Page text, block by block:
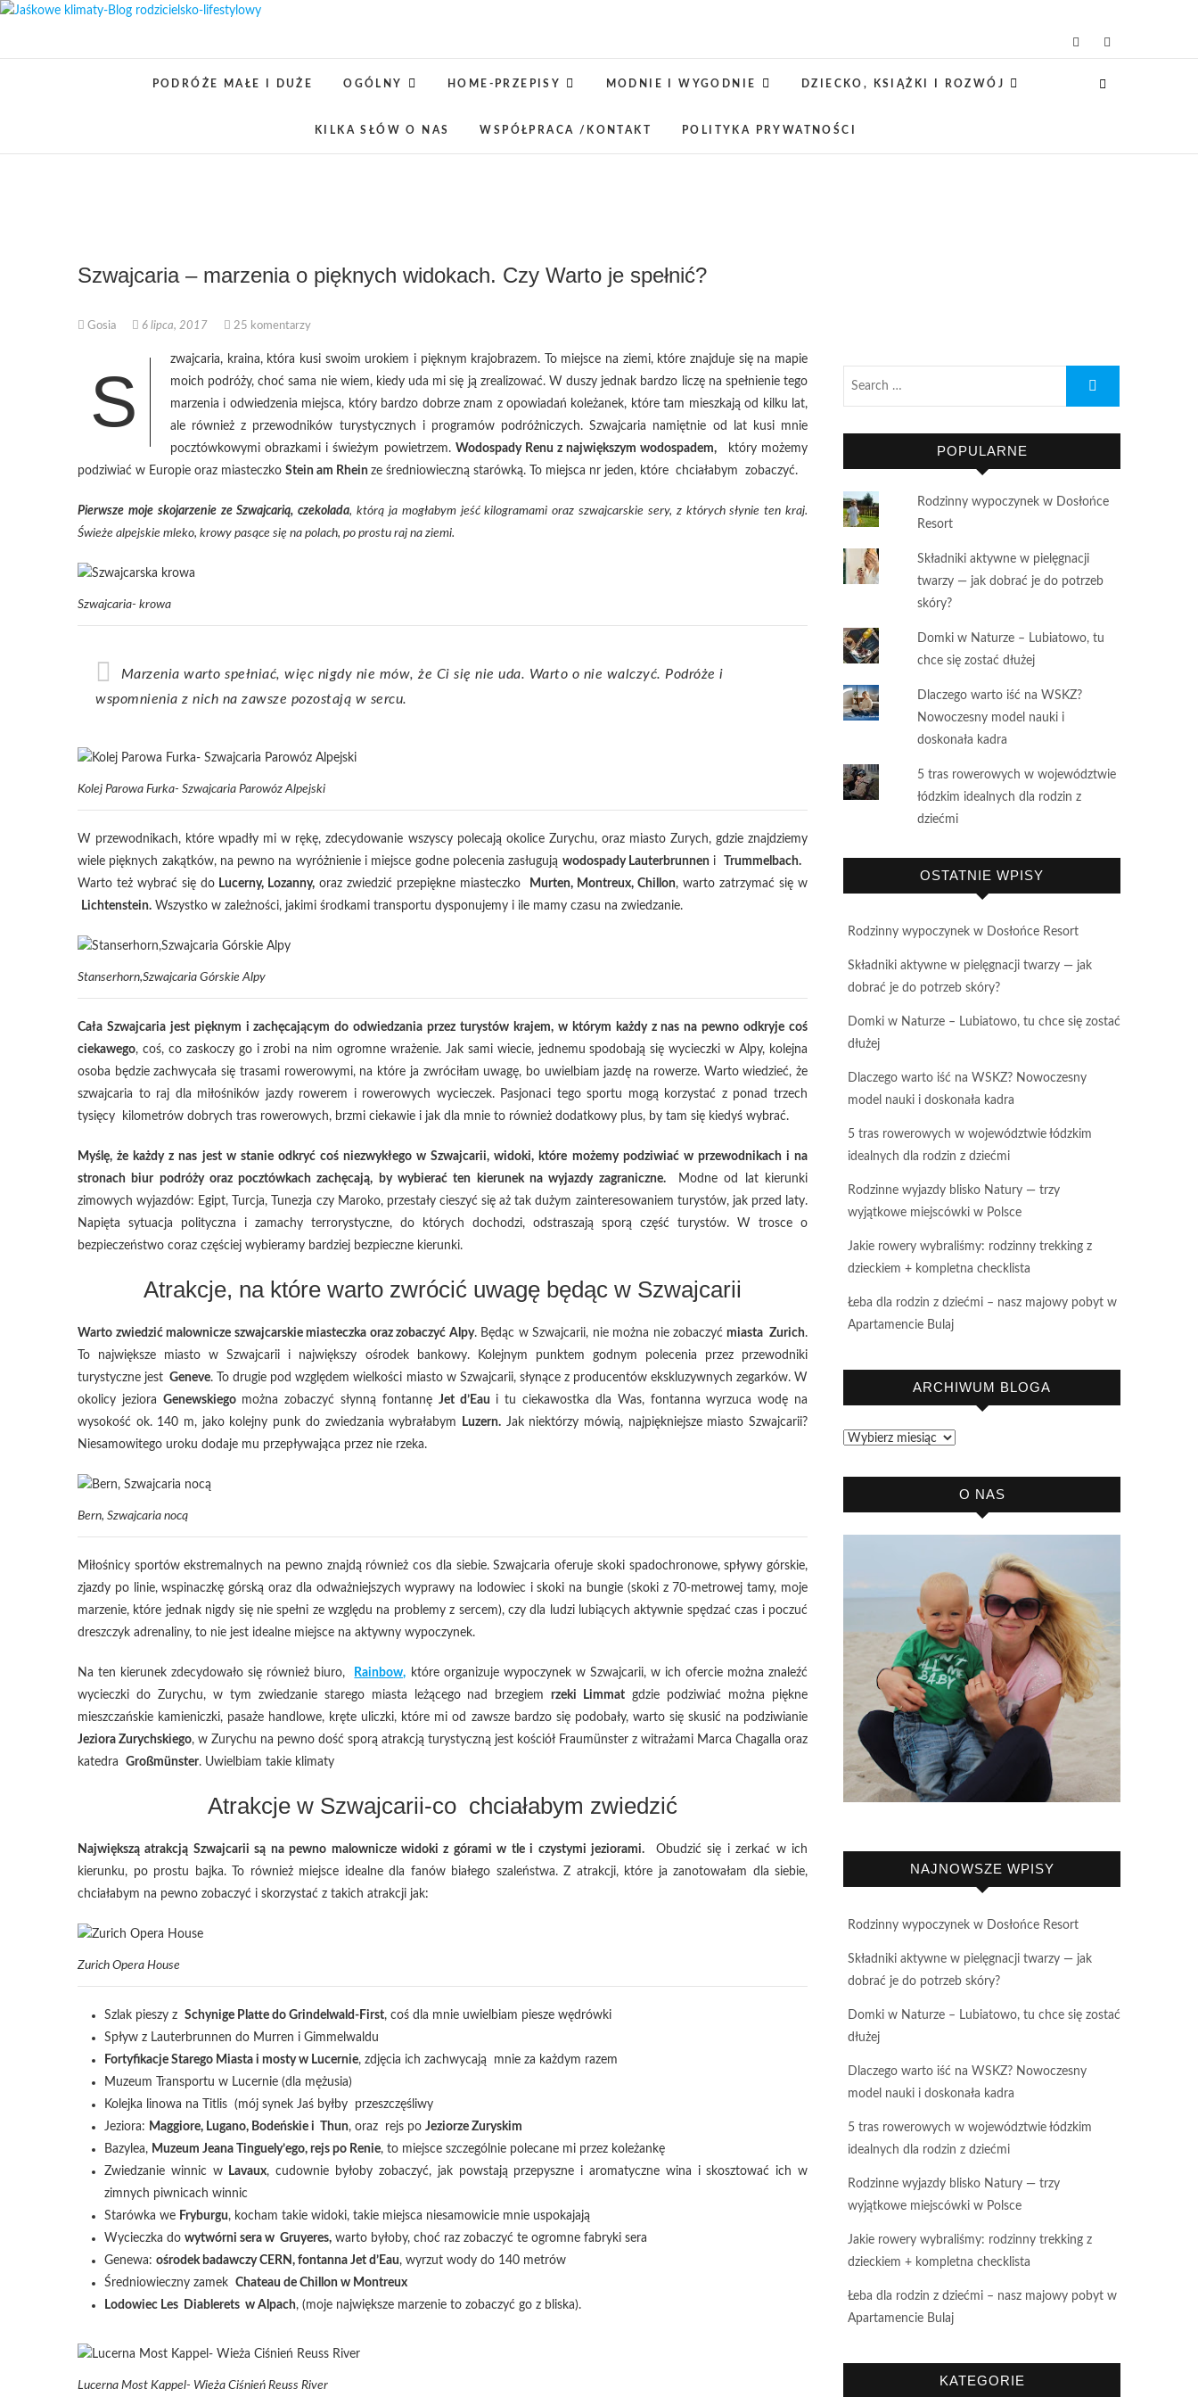
Skip
Jaśkowe klimaty-Blog rodzicielsko-lifestylowy
OPISUJEMY ŻYCIE. ZABAWA POŁĄCZONA Z NAUKĄ, CIEKAWE PROJEKTY DIY Z DZIECKIEM,
PODRÓŻE MAŁE I DUŻE OGÓLNY HOME-PRZEPISY MODNIE I WYGODNIE DZIECKO, KSIĄŻKI I ROZWÓJ
KILKA SŁÓW O NAS WSPÓŁPRACA /KONTAKT POLITYKA PRYWATNOŚCI
Szwajcaria – marzenia o pięknych widokach. Czy Warto je spełnić?
Gosia 6 lipca, 2017 25 komentarzy
S
zwajcaria, kraina, która kusi swoim urokiem i pięknym krajobrazem. To miejsce na ziemi, które znajduje się na mapie
moich podróży, choć sama nie wiem, kiedy uda mi się ją zrealizować. W duszy jednak bardzo liczę na spełnienie tego
marzenia i odwiedzenia miejsca, który bardzo dobrze znam z opowiadań koleżanek, które tam mieszkają od kilku lat,
ale również z przewodników turystycznych i programów podróżniczych. Szwajcaria namiętnie od lat kusi mnie
pocztówkowymi obrazkami i świeżym powietrzem. Wodospady Renu z największym wodospadem,
który możemy
podziwiać w Europie oraz miasteczko Stein am Rhein ze średniowieczną starówką. To miejsca nr jeden, które chciałabym zobaczyć.
Pierwsze moje skojarzenie ze Szwajcarią, czekolada, którą ja mogłabym jeść kilogramami oraz szwajcarskie sery, z których słynie ten kraj.
Świeże alpejskie mleko, krowy pasące się na polach, po prostu raj na ziemi.
Szwajcaria- krowa
Marzenia warto spełniać, więc nigdy nie mów, że Ci się nie uda. Warto o nie walczyć. Podróże i
wspomnienia z nich na zawsze pozostają w sercu.
Kolej Parowa Furka- Szwajcaria Parowóz Alpejski
W przewodnikach, które wpadły mi w rękę, zdecydowanie wszyscy polecają okolice Zurychu, oraz miasto Zurych, gdzie znajdziemy
wiele pięknych zakątków, na pewno na wyróżnienie i miejsce godne polecenia zasługują wodospady Lauterbrunnen i
Trummelbach.
Warto też wybrać się do Lucerny, Lozanny, oraz zwiedzić przepiękne miasteczko Murten, Montreux, Chillon, warto zatrzymać się w
Lichtenstein. Wszystko w zależności, jakimi środkami transportu dysponujemy i ile mamy czasu na zwiedzanie.
Stanserhorn,Szwajcaria Górskie Alpy
Cała Szwajcaria jest pięknym i zachęcającym do odwiedzania przez turystów krajem, w którym każdy z nas na pewno odkryje coś
ciekawego, coś, co zaskoczy go i zrobi na nim ogromne wrażenie. Jak sami wiecie, jednemu spodobają się wycieczki w Alpy, kolejna
osoba będzie zachwycała się trasami rowerowymi, na które ja zwróciłam uwagę, bo uwielbiam jazdę na rowerze. Warto wiedzieć, że
szwajcaria to raj dla miłośników jazdy rowerem i rowerowych wycieczek. Pasjonaci tego sportu mogą korzystać z ponad trzech
tysięcy kilometrów dobrych tras rowerowych, brzmi ciekawie i jak dla mnie to również dodatkowy plus, by tam się kiedyś wybrać.
Myślę, że każdy z nas jest w stanie odkryć coś niezwykłego w Szwajcarii, widoki, które możemy podziwiać w przewodnikach i na
stronach biur podróży oraz pocztówkach zachęcają, by wybierać ten kierunek na wyjazdy zagraniczne.Modne od lat kierunki
zimowych wyjazdów: Egipt, Turcja, Tunezja czy Maroko, przestały cieszyć się aż tak dużym zainteresowaniem turystów, jak przed laty.
Napięta sytuacja polityczna i zamachy terrorystyczne, do których dochodzi, odstraszają sporą część turystów. W trosce o
bezpieczeństwo coraz częściej wybieramy bardziej bezpieczne kierunki.
Atrakcje, na które warto zwrócić uwagę będąc w Szwajcarii
Warto zwiedzić malownicze szwajcarskie miasteczka oraz zobaczyć Alpy. Będąc w Szwajcarii, nie można nie zobaczyć miasta Zurich.
To największe miasto w Szwajcarii i największy ośrodek bankowy. Kolejnym punktem godnym polecenia przez przewodniki
turystyczne jest Geneve. To drugie pod względem wielkości miasto w Szwajcarii, słynące z producentów ekskluzywnych zegarków. W
okolicy jeziora Genewskiegomożna zobaczyć słynną fontannę Jet d’Eau i tu ciekawostka dla Was, fontanna wyrzuca wodę na
wysokość ok. 140 m, jako kolejny punk do zwiedzania wybrałabym
Luzern.Jak niektórzy mówią, najpiękniejsze miasto Szwajcarii?
Niesamowitego uroku dodaje mu przepływająca przez nie rzeka.
Bern, Szwajcaria nocą
Miłośnicy sportów ekstremalnych na pewno znajdą również cos dla siebie. Szwajcaria oferuje skoki spadochronowe, spływy górskie,
zjazdy po linie, wspinaczkę górską oraz dla odważniejszych wyprawy na lodowiec i skoki na bungie (skoki z 70-metrowej tamy, moje
marzenie, które jednak nigdy się nie spełni ze względu na problemy z sercem), czy dla ludzi lubiących aktywnie spędzać czas i poczuć
dreszczyk adrenaliny, to nie jest idealne miejsce na aktywny wypoczynek.
Na ten kierunek zdecydowało się również biuro, Rainbow, które organizuje wypoczynek w Szwajcarii, w ich ofercie można znaleźć
wycieczki do Zurychu, w tym zwiedzanie starego miasta leżącego nad brzegiemrzeki Limmat gdzie podziwiać można piękne
mieszczańskie kamieniczki, pasaże handlowe, kręte uliczki, które mi od zawsze bardzo się podobały, warto się skusić na podziwianie
Jeziora Zurychskiego, w Zurychu na pewno dość sporą atrakcją turystyczną jest kościół Fraumünster z witrażami Marca Chagalla oraz
katedra Großmünster. Uwielbiam takie klimaty
Atrakcje w Szwajcarii-co chciałabym zwiedzić
Największą atrakcją Szwajcarii są na pewno malownicze widoki z górami w tle i czystymi jeziorami. Obudzić się i zerkać w ich
kierunku, po prostu bajka. To również miejsce idealne dla fanów białego szaleństwa. Z atrakcji, które ja zanotowałam dla siebie,
chciałabym na pewno zobaczyć i skorzystać z takich atrakcji jak:
Zurich Opera House
Szlak pieszy z Schynige Platte do Grindelwald-First, coś dla mnie uwielbiam piesze wędrówki
Spływ z Lauterbrunnen do Murren i Gimmelwaldu
Fortyfikacje Starego Miasta i mosty w Lucernie, zdjęcia ich zachwycają mnie za każdym razem
Muzeum Transportu w Lucernie (dla mężusia)
Kolejka linowa na Titlis (mój synek Jaś byłby przeszczęśliwy
Jeziora: Maggiore, Lugano, Bodeńskie i Thun, oraz rejs po Jeziorze Zuryskim
Bazylea, Muzeum Jeana Tinguely’ego, rejs po Renie, to miejsce szczególnie polecane mi przez koleżankę
Zwiedzanie winnic w
Lavaux, cudownie byłoby zobaczyć, jak powstają przepyszne i aromatyczne wina i skosztować ich w
zimnych piwnicach winnic
Starówka we Fryburgu, kocham takie widoki, takie miejsca niesamowicie mnie uspokajają
Wycieczka do wytwórni sera w Gruyeres, warto byłoby, choć raz zobaczyć te ogromne fabryki sera
Genewa: ośrodek badawczy CERN, fontanna Jet d’Eau, wyrzut wody do 140 metrów
Średniowieczny zamek Chateau de Chillon w Montreux
Lodowiec Les Diablerets w Alpach, (moje największe marzenie to zobaczyć go z bliska).
Lucerna Most Kappel- Wieża Ciśnień Reuss River
POPULARNE
Rodzinny wypoczynek w Dosłońce
Resort
Składniki aktywne w pielęgnacji
twarzy — jak dobrać je do potrzeb
skóry?
Domki w Naturze – Lubiatowo, tu
chce się zostać dłużej
Dlaczego warto iść na WSKZ?
Nowoczesny model nauki i
doskonała kadra
5 tras rowerowych w województwie
łódzkim idealnych dla rodzin z
dziećmi
OSTATNIE WPISY
Rodzinny wypoczynek w Dosłońce Resort
Składniki aktywne w pielęgnacji twarzy — jak
dobrać je do potrzeb skóry?
Domki w Naturze – Lubiatowo, tu chce się zostać
dłużej
Dlaczego warto iść na WSKZ? Nowoczesny
model nauki i doskonała kadra
5 tras rowerowych w województwie łódzkim
idealnych dla rodzin z dziećmi
Rodzinne wyjazdy blisko Natury — trzy
wyjątkowe miejscówki w Polsce
Jakie rowery wybraliśmy: rodzinny trekking z
dzieckiem + kompletna checklista
Łeba dla rodzin z dziećmi – nasz majowy pobyt w
Apartamencie Bulaj
ARCHIWUM BLOGA
Archiwum
O NAS
NAJNOWSZE WPISY
Rodzinny wypoczynek w Dosłońce Resort
Składniki aktywne w pielęgnacji twarzy — jak
dobrać je do potrzeb skóry?
Domki w Naturze – Lubiatowo, tu chce się zostać
dłużej
Dlaczego warto iść na WSKZ? Nowoczesny
model nauki i doskonała kadra
5 tras rowerowych w województwie łódzkim
idealnych dla rodzin z dziećmi
Rodzinne wyjazdy blisko Natury — trzy
wyjątkowe miejscówki w Polsce
Jakie rowery wybraliśmy: rodzinny trekking z
dzieckiem + kompletna checklista
Łeba dla rodzin z dziećmi – nasz majowy pobyt w
Apartamencie Bulaj
KATEGORIE